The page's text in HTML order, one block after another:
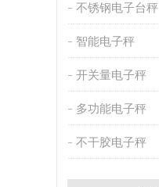
不锈钢电子台秤
智能电子秤
开关量电子秤
多功能电子秤
不干胶电子秤